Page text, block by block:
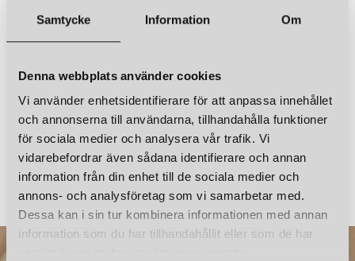
Samtycke Information Om
Denna webbplats använder cookies
Vi använder enhetsidentifierare för att anpassa innehållet
och annonserna till användarna, tillhandahålla funktioner
för sociala medier och analysera vår trafik. Vi
vidarebefordrar även sådana identifierare och annan
information från din enhet till de sociala medier och
annons- och analysföretag som vi samarbetar med.
Dessa kan i sin tur kombinera informationen med annan
information som du har tillhandahållit eller som de har
CABLE CUP HIDE VIT
CABLECUP
CABLE CUP CLASSIC VIT
199 kr
CABLECUP
CABLE CUP HIDE VIT
179 kr